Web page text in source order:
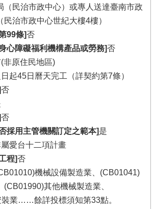
（民治市政中心）或專人送達臺南市政
民治市政中心世紀大樓4樓）
99條]否
心障礙福利機構產品或勞務]否
非原住民地區)
起45日曆天完工（詳契約第7條）
否
否
採用主管機關訂定之範本]是
愛台十二項計畫
程]否
機械設備製造業、(CB01041)
其他機械製造業、
裝業……餘詳投標須知第33點。